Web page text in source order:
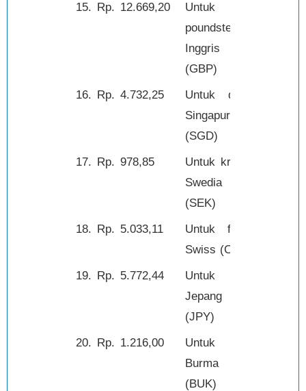
15. Rp. 12.669,20
Untuk
poundsterling
Inggris
(GBP)
16. Rp. 4.732,25
Untuk dolar
Singapura
(SGD)
17. Rp. 978,85
Untuk kroner
Swedia
(SEK)
18. Rp. 5.033,11
Untuk franc
Swiss (CHF)
19. Rp. 5.772,44
Untuk yen
Jepang
(JPY)
20. Rp. 1.216,00
Untuk kyat
Burma
(BUK)